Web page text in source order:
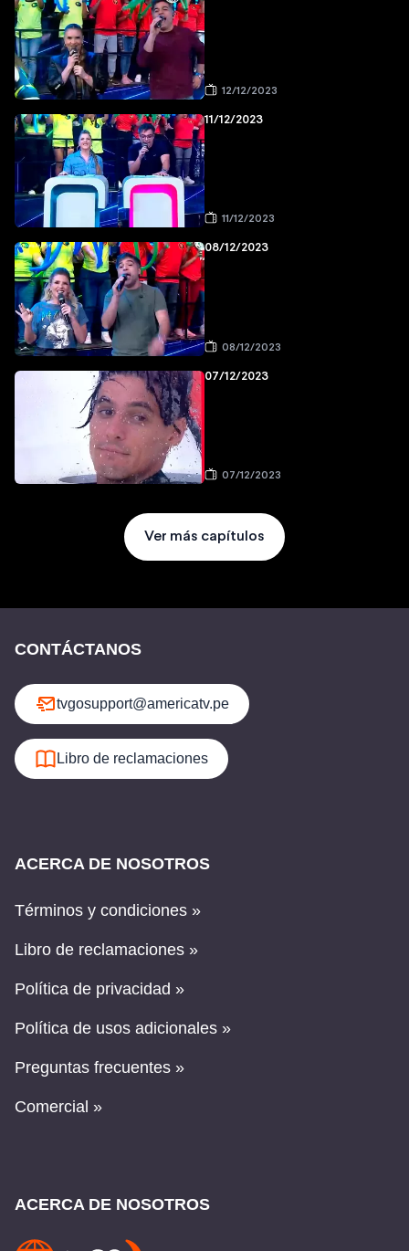
12/12/2023
11/12/2023
11/12/2023
08/12/2023
08/12/2023
07/12/2023
07/12/2023
Ver más capítulos
CONTÁCTANOS
tvgosupport@americatv.pe
Libro de reclamaciones
ACERCA DE NOSOTROS
Términos y condiciones »
Libro de reclamaciones »
Política de privacidad »
Política de usos adicionales »
Preguntas frecuentes »
Comercial »
ACERCA DE NOSOTROS